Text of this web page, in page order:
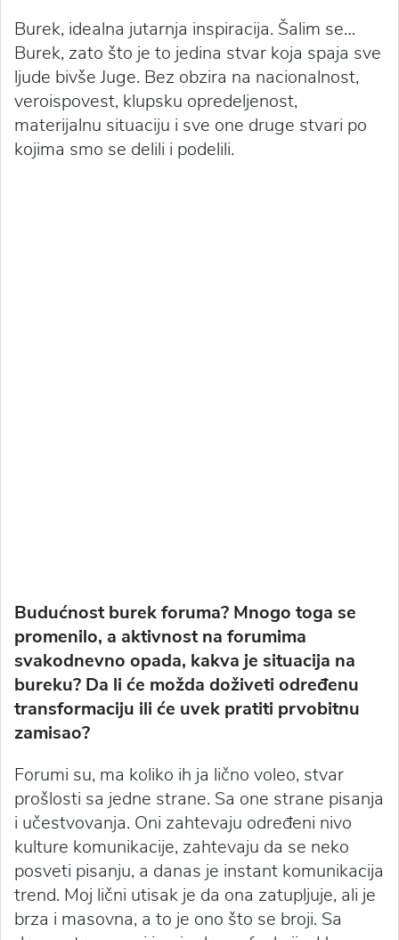
Burek, idealna jutarnja inspiracija. Šalim se…
Burek, zato što je to jedina stvar koja spaja sve
ljude bivše Juge. Bez obzira na nacionalnost,
veroispovest, klupsku opredeljenost,
materijalnu situaciju i sve one druge stvari po
kojima smo se delili i podelili.
Budućnost burek foruma? Mnogo toga se
promenilo, a aktivnost na forumima
svakodnevno opada, kakva je situacija na
bureku? Da li će možda doživeti određenu
transformaciju ili će uvek pratiti prvobitnu
zamisao?
Forumi su, ma koliko ih ja lično voleo, stvar
prošlosti sa jedne strane. Sa one strane pisanja
i učestvovanja. Oni zahtevaju određeni nivo
kulture komunikacije, zahtevaju da se neko
posveti pisanju, a danas je instant komunikacija
trend. Moj lični utisak je da ona zatupljuje, ali je
brza i masovna, a to je ono što se broji. Sa